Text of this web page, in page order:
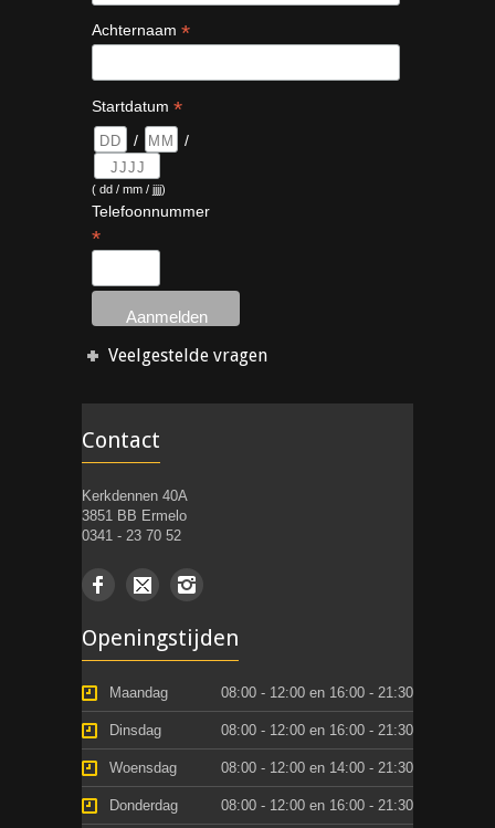
Achternaam *
Startdatum *
/ /
( dd / mm / jjjj)
Telefoonnummer
*
Veelgestelde vragen
Contact
Kerkdennen 40A
3851 BB Ermelo
0341 - 23 70 52
Openingstijden
Maandag 08:00 - 12:00 en 16:00 - 21:30
Dinsdag 08:00 - 12:00 en 16:00 - 21:30
Woensdag 08:00 - 12:00 en 14:00 - 21:30
Donderdag 08:00 - 12:00 en 16:00 - 21:30